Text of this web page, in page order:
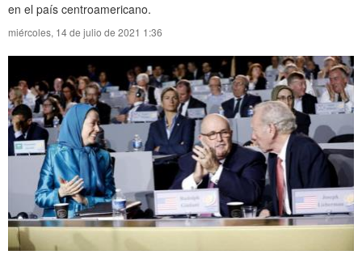
en el país centroamericano.
miércoles, 14 de julio de 2021 1:36